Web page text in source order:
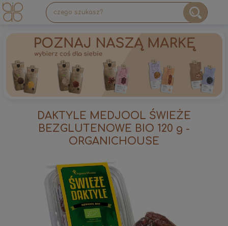
DAKTYLE MEDJOOL ŚWIEŻE
BEZGLUTENOWE BIO 120 g -
ORGANICHOUSE